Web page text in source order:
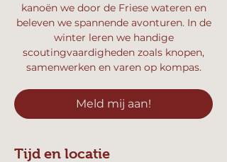
kanoën we door de Friese wateren en
beleven we spannende avonturen. In de
winter leren we handige
scoutingvaardigheden zoals knopen,
samenwerken en varen op kompas.
Meld mij aan!
Tijd en locatie